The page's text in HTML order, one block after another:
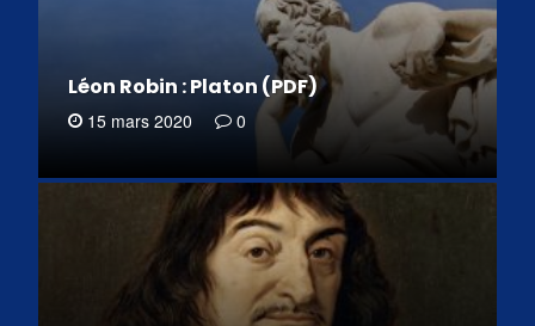
Léon Robin : Platon (PDF)
15 mars 2020 0